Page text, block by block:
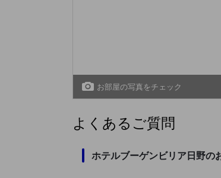
お部屋の写真をチェック
よくあるご質問
ホテルブーゲンビリア日野の